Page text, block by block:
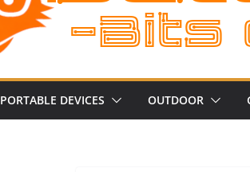
PORTABLE DEVICES OUTDOOR